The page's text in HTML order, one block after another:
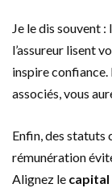
Je le dis souvent
l’assureur lisent
inspire confiance.
associés, vous
Enfin, des statuts
rémunération
Alignez le capital